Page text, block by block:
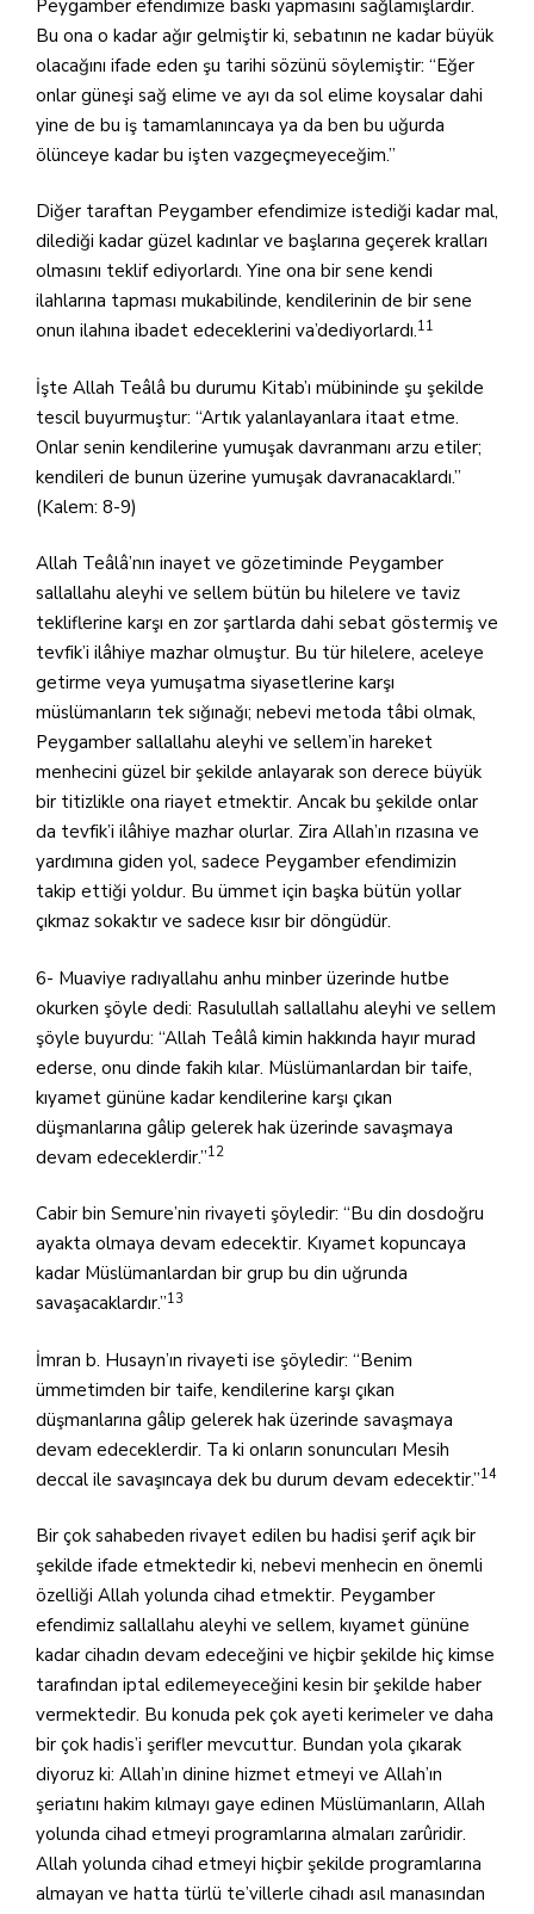
Peygamber efendimize baskı yapmasını sağlamışlardır.
Bu ona o kadar ağır gelmiştir ki, sebatının ne kadar büyük
olacağını ifade eden şu tarihi sözünü söylemiştir: “Eğer
onlar güneşi sağ elime ve ayı da sol elime koysalar dahi
yine de bu iş tamamlanıncaya ya da ben bu uğurda
ölünceye kadar bu işten vazgeçmeyeceğim.”
Diğer taraftan Peygamber efendimize istediği kadar mal,
dilediği kadar güzel kadınlar ve başlarına geçerek kralları
olmasını teklif ediyorlardı. Yine ona bir sene kendi
ilahlarına tapması mukabilinde, kendilerinin de bir sene
onun ilahına ibadet edeceklerini va’dediyorlardı.11
İşte Allah Teâlâ bu durumu Kitab’ı mübininde şu şekilde
tescil buyurmuştur: “Artık yalanlayanlara itaat etme.
Onlar senin kendilerine yumuşak davranmanı arzu etiler;
kendileri de bunun üzerine yumuşak davranacaklardı.”
(Kalem: 8-9)
Allah Teâlâ’nın inayet ve gözetiminde Peygamber
sallallahu aleyhi ve sellem bütün bu hilelere ve taviz
tekliflerine karşı en zor şartlarda dahi sebat göstermiş ve
tevfik’i ilâhiye mazhar olmuştur. Bu tür hilelere, aceleye
getirme veya yumuşatma siyasetlerine karşı
müslümanların tek sığınağı; nebevi metoda tâbi olmak,
Peygamber sallallahu aleyhi ve sellem’in hareket
menhecini güzel bir şekilde anlayarak son derece büyük
bir titizlikle ona riayet etmektir. Ancak bu şekilde onlar
da tevfik’i ilâhiye mazhar olurlar. Zira Allah’ın rızasına ve
yardımına giden yol, sadece Peygamber efendimizin
takip ettiği yoldur. Bu ümmet için başka bütün yollar
çıkmaz sokaktır ve sadece kısır bir döngüdür.
6- Muaviye radıyallahu anhu minber üzerinde hutbe
okurken şöyle dedi: Rasulullah sallallahu aleyhi ve sellem
şöyle buyurdu: “Allah Teâlâ kimin hakkında hayır murad
ederse, onu dinde fakih kılar. Müslümanlardan bir taife,
kıyamet gününe kadar kendilerine karşı çıkan
düşmanlarına gâlip gelerek hak üzerinde savaşmaya
devam edeceklerdir.”12
Cabir bin Semure’nin rivayeti şöyledir: “Bu din dosdoğru
ayakta olmaya devam edecektir. Kıyamet kopuncaya
kadar Müslümanlardan bir grup bu din uğrunda
savaşacaklardır.”13
İmran b. Husayn’ın rivayeti ise şöyledir: “Benim
ümmetimden bir taife, kendilerine karşı çıkan
düşmanlarına gâlip gelerek hak üzerinde savaşmaya
devam edeceklerdir. Ta ki onların sonuncuları Mesih
deccal ile savaşıncaya dek bu durum devam edecektir.”14
Bir çok sahabeden rivayet edilen bu hadisi şerif açık bir
şekilde ifade etmektedir ki, nebevi menhecin en önemli
özelliği Allah yolunda cihad etmektir. Peygamber
efendimiz sallallahu aleyhi ve sellem, kıyamet gününe
kadar cihadın devam edeceğini ve hiçbir şekilde hiç kimse
tarafından iptal edilemeyeceğini kesin bir şekilde haber
vermektedir. Bu konuda pek çok ayeti kerimeler ve daha
bir çok hadis’i şerifler mevcuttur. Bundan yola çıkarak
diyoruz ki: Allah’ın dinine hizmet etmeyi ve Allah’ın
şeriatını hakim kılmayı gaye edinen Müslümanların, Allah
yolunda cihad etmeyi programlarına almaları zarûridir.
Allah yolunda cihad etmeyi hiçbir şekilde programlarına
almayan ve hatta türlü te’villerle cihadı asıl manasından